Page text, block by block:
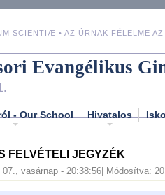
SCIENTIÆ • AZ ÚRNAK FÉLELME AZ
Evangélikus
- Our School Hivatalos
FELVÉTELI JEGYZÉK
vasárnap - 20:38:56 | Módosítva: